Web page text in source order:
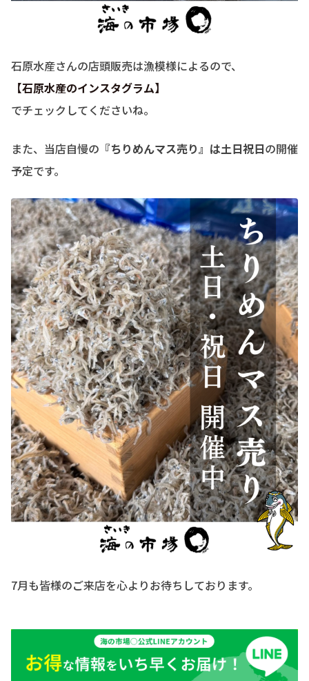
石原水産さんの店頭販売は漁模様によるので、
【石原水産のインスタグラム】
でチェックしてくださいね。
また、当店自慢の 『ちりめんマス売り』は土日祝日の開催
予定です。
7月も皆様のご来店を心よりお待ちしております。